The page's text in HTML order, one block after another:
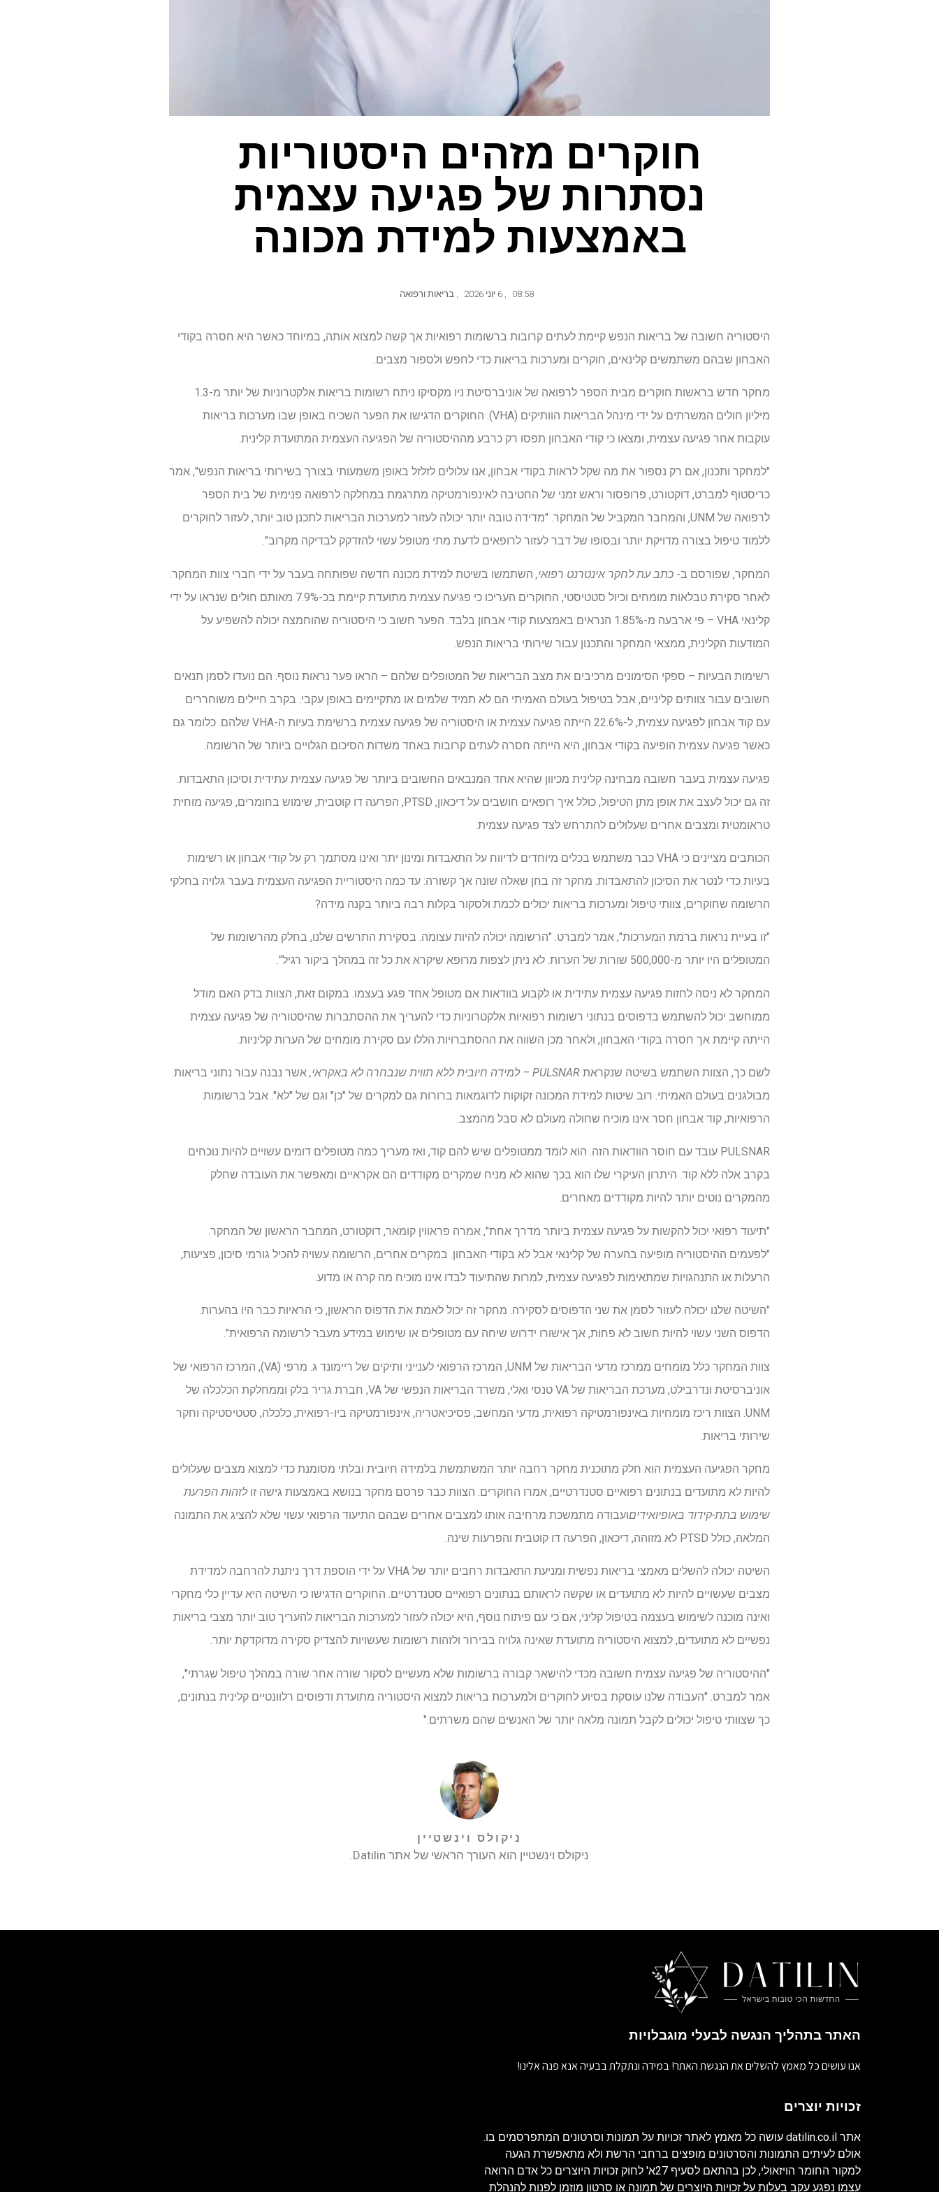
חוקרים מזהים היסטוריות
נסתרות של פגיעה עצמית
באמצעות למידת מכונה
08:58
,
, בריאות ורפואה
היסטוריה חשובה של בריאות הנפש קיימת לעתים קרובות ברשומות רפואיות אך קשה למצוא אותה, במיוחד כאשר היא חסרה בקודי
האבחון שבהם משתמשים קלינאים, חוקרים ומערכות בריאות כדי לחפש ולספור מצבים.
מחקר חדש בראשות חוקרים מבית הספר לרפואה של אוניברסיטת ניו מקסיקו ניתח רשומות בריאות אלקטרוניות של יותר מ-1.3
מיליון חולים המשרתים על ידי מינהל הבריאות הוותיקים (VHA). החוקרים הדגישו את הפער השכיח באופן שבו מערכות בריאות
עוקבות אחר פגיעה עצמית, ומצאו כי קודי האבחון תפסו רק כרבע מההיסטוריה של הפגיעה העצמית המתועדת קלינית.
"למחקר ותכנון, אם רק נספור את מה שקל לראות בקודי אבחון, אנו עלולים לזלזל באופן משמעותי בצורך בשירותי בריאות הנפש", אמר
כריסטוף למברט, דוקטורט, פרופסור וראש זמני של החטיבה לאינפורמטיקה מתרגמת במחלקה לרפואה פנימית של בית הספר
לרפואה של UNM, והמחבר המקביל של המחקר. "מדידה טובה יותר יכולה לעזור למערכות הבריאות לתכנן טוב יותר, לעזור לחוקרים
ללמוד טיפול בצורה מדויקת יותר ובסופו של דבר לעזור לרופאים לדעת מתי מטופל עשוי להזדקק לבדיקה מקרוב".
המחקר, שפורסם ב- כתב עת לחקר אינטרנט רפואי, השתמשו בשיטת למידת מכונה חדשה שפותחה בעבר על ידי חברי צוות המחקר.
לאחר סקירת טבלאות מומחים וכיול סטטיסטי, החוקרים העריכו כי פגיעה עצמית מתועדת קיימת בכ-7.9% מאותם חולים שנראו על ידי
קלינאי VHA – פי ארבעה מ-1.85% הנראים באמצעות קודי אבחון בלבד. הפער חשוב כי היסטוריה שהוחמצה יכולה להשפיע על
המודעות הקלינית, ממצאי המחקר והתכנון עבור שירותי בריאות הנפש.
רשימות הבעיות – ספקי הסימונים מרכיבים את מצב הבריאות של המטופלים שלהם – הראו פער נראות נוסף. הם נועדו לסמן תנאים
חשובים עבור צוותים קליניים, אבל בטיפול בעולם האמיתי הם לא תמיד שלמים או מתקיימים באופן עקבי. בקרב חיילים משוחררים
עם קוד אבחון לפגיעה עצמית, ל-22.6% הייתה פגיעה עצמית או היסטוריה של פגיעה עצמית ברשימת בעיות ה-VHA שלהם. כלומר גם
כאשר פגיעה עצמית הופיעה בקודי אבחון, היא הייתה חסרה לעתים קרובות באחד משדות הסיכום הגלויים ביותר של הרשומה.
פגיעה עצמית בעבר חשובה מבחינה קלינית מכיוון שהיא אחד המנבאים החשובים ביותר של פגיעה עצמית עתידית וסיכון התאבדות.
זה גם יכול לעצב את אופן מתן הטיפול, כולל איך רופאים חושבים על דיכאון, PTSD, הפרעה דו קוטבית, שימוש בחומרים, פגיעה מוחית
טראומטית ומצבים אחרים שעלולים להתרחש לצד פגיעה עצמית.
הכותבים מציינים כי VHA כבר משתמש בכלים מיוחדים לדיווח על התאבדות ומינון יתר ואינו מסתמך רק על קודי אבחון או רשימות
בעיות כדי לנטר את הסיכון להתאבדות. מחקר זה בחן שאלה שונה אך קשורה: עד כמה היסטוריית הפגיעה העצמית בעבר גלויה בחלקי
הרשומה שחוקרים, צוותי טיפול ומערכות בריאות יכולים לכמת ולסקור בקלות רבה ביותר בקנה מידה?
"זו בעיית נראות ברמת המערכות", אמר למברט. "הרשומה יכולה להיות עצומה. בסקירת התרשים שלנו, בחלק מהרשומות של
המטופלים היו יותר מ-500,000 שורות של הערות. לא ניתן לצפות מרופא שיקרא את כל זה במהלך ביקור רגיל".
המחקר לא ניסה לחזות פגיעה עצמית עתידית או לקבוע בוודאות אם מטופל אחד פגע בעצמו. במקום זאת, הצוות בדק האם מודל
ממוחשב יכול להשתמש בדפוסים בנתוני רשומות רפואיות אלקטרוניות כדי להעריך את ההסתברות שהיסטוריה של פגיעה עצמית
הייתה קיימת אך חסרה בקודי האבחון, ולאחר מכן השווה את ההסתברויות הללו עם סקירת מומחים של הערות קליניות.
לשם כך, הצוות השתמש בשיטה שנקראת
אשר נבנה עבור נתוני בריאות
מבולגנים בעולם האמיתי. רוב שיטות למידת המכונה זקוקות לדוגמאות ברורות גם למקרים של "כן" וגם של "לא". אבל ברשומות
הרפואיות, קוד אבחון חסר אינו מוכיח שחולה מעולם לא סבל מהמצב.
PULSNAR עובד עם חוסר הוודאות הזה. הוא לומד ממטופלים שיש להם קוד, ואז מעריך כמה מטופלים דומים עשויים להיות נוכחים
בקרב אלה ללא קוד. היתרון העיקרי שלו הוא בכך שהוא לא מניח שמקרים מקודדים הם אקראיים ומאפשר את העובדה שחלק
מהמקרים נוטים יותר להיות מקודדים מאחרים.
"תיעוד רפואי יכול להקשות על פגיעה עצמית ביותר מדרך אחת", אמרה פראווין קומאר, דוקטורט, המחבר הראשון של המחקר.
"לפעמים ההיסטוריה מופיעה בהערה של קלינאי אבל לא בקודי האבחון. במקרים אחרים, הרשומה עשויה להכיל גורמי סיכון, פציעות,
הרעלות או התנהגויות שמתאימות לפגיעה עצמית, למרות שהתיעוד לבדו אינו מוכיח מה קרה או מדוע.
"השיטה שלנו יכולה לעזור לסמן את שני הדפוסים לסקירה. מחקר זה יכול לאמת את הדפוס הראשון, כי הראיות כבר היו בהערות.
הדפוס השני עשוי להיות חשוב לא פחות, אך אישורו ידרוש שיחה עם מטופלים או שימוש במידע מעבר לרשומה הרפואית".
צוות המחקר כלל מומחים ממרכז מדעי הבריאות של UNM, המרכז הרפואי לענייני ותיקים של ריימונד ג. מרפי (VA), המרכז הרפואי של
אוניברסיטת ונדרבילט, מערכת הבריאות של VA טנסי ואלי, משרד הבריאות הנפשי של VA, חברת גריר בלק וממחלקת הכלכלה של
UNM. הצוות ריכז מומחיות באינפורמטיקה רפואית, מדעי המחשב, פסיכיאטריה, אינפורמטיקה ביו-רפואית, כלכלה, סטטיסטיקה וחקר
שירותי בריאות.
מחקר הפגיעה העצמית הוא חלק מתוכנית מחקר רחבה יותר המשתמשת בלמידה חיובית ובלתי מסומנת כדי למצוא מצבים שעלולים
להיות לא מתועדים בנתונים רפואיים סטנדרטיים, אמרו החוקרים. הצוות כבר פרסם מחקר בנושא באמצעות גישה זו לזהות הפרעת
שימוש בתת-קידוד באופיואידיםועבודה מתמשכת מרחיבה אותו למצבים אחרים שבהם התיעוד הרפואי עשוי שלא להציג את התמונה
המלאה, כולל PTSD לא מזוהה, דיכאון, הפרעה דו קוטבית והפרעות שינה.
השיטה יכולה להשלים מאמצי בריאות נפשית ומניעת התאבדות רחבים יותר של VHA על ידי הוספת דרך ניתנת להרחבה למדידת
מצבים שעשויים להיות לא מתועדים או שקשה לראותם בנתונים רפואיים סטנדרטיים. החוקרים הדגישו כי השיטה היא עדיין כלי מחקרי
ואינה מוכנה לשימוש בעצמה בטיפול קליני, אם כי עם פיתוח נוסף, היא יכולה לעזור למערכות הבריאות להעריך טוב יותר מצבי בריאות
נפשיים לא מתועדים, למצוא היסטוריה מתועדת שאינה גלויה בבירור ולזהות רשומות שעשויות להצדיק סקירה מדוקדקת יותר.
"ההיסטוריה של פגיעה עצמית חשובה מכדי להישאר קבורה ברשומות שלא מעשיים לסקור שורה אחר שורה במהלך טיפול שגרתי",
אמר למברט. "העבודה שלנו עוסקת בסיוע לחוקרים ולמערכות בריאות למצוא היסטוריה מתועדת ודפוסים רלוונטיים קלינית בנתונים,
כך שצוותי טיפול יכולים לקבל תמונה מלאה יותר של האנשים שהם משרתים."
ניקולס וינשטיין
ניקולס וינשטיין הוא העורך הראשי של אתר Datilin.
האתר בתהליך הנגשה לבעלי מוגבלויות
אנו עושים כל מאמץ להשלים את הנגשת האתר! במידה ונתקלת בבעיה אנא פנה אלינו!
זכויות יוצרים
אתר datilin.co.il עושה כל מאמץ לאתר זכויות על תמונות וסרטונים המתפרסמים בו.
אולם לעיתים התמונות והסרטונים מופצים ברחבי הרשת ולא מתאפשרת הגעה
למקור החומר הויזאולי, לכן בהתאם לסעיף 27א' לחוק זכויות היוצרים כל אדם הרואה
עצמו נפגע עקב בעלות על זכויות היוצרים של תמונה או סרטון מוזמן לפנות להנהלת